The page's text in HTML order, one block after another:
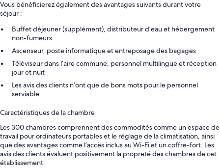
Vous bénéficierez également des avantages suivants durant votre
séjour :
Buffet déjeuner (supplément), distributeur d’eau et hébergement
non-fumeurs
Ascenseur, poste informatique et entreposage des bagages
Téléviseur dans l’aire commune, personnel multilingue et réception
jour et nuit
Les avis des clients n’ont que de bons mots pour le personnel
serviable.
Caractéristiques de la chambre
Les 300 chambres comprennent des commodités comme un espace de
travail pour ordinateurs portables et le réglage de la climatisation, ainsi
que des avantages comme l’accès inclus au Wi-Fi et un coffre-fort. Les
avis des clients évaluent positivement la propreté des chambres de cet
établissement.